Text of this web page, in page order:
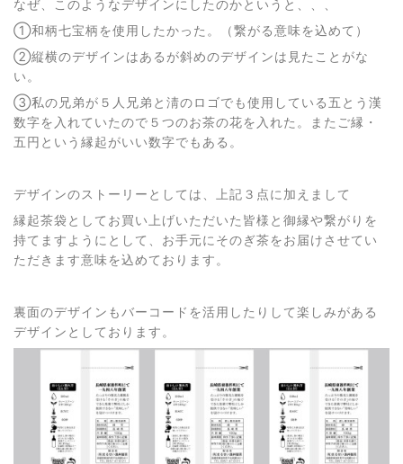
なぜ、このようなデザインにしたのかというと、、、
①和柄七宝柄を使用したかった。（繋がる意味を込めて）
②縦横のデザインはあるが斜めのデザインは見たことがな
い。
③私の兄弟が５人兄弟と淸のロゴでも使用している五とう漢
数字を入れていたので５つのお茶の花を入れた。またご縁・
五円という縁起がいい数字でもある。
デザインのストーリーとしては、上記３点に加えまして
縁起茶袋としてお買い上げいただいた皆様と御縁や繋がりを
持てますようにとして、お手元にそのぎ茶をお届けさせてい
ただきます意味を込めております。
裏面のデザインもバーコードを活用したりして楽しみがある
デザインとしております。